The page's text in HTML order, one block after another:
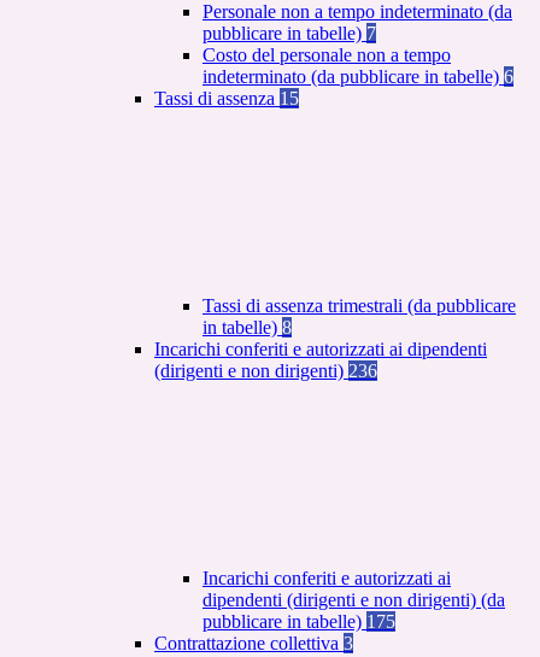
Personale non a tempo indeterminato (da
pubblicare in tabelle) 7
Costo del personale non a tempo
indeterminato (da pubblicare in tabelle) 6
Tassi di assenza 15
Tassi di assenza trimestrali (da pubblicare
in tabelle) 8
Incarichi conferiti e autorizzati ai dipendenti
(dirigenti e non dirigenti) 236
Incarichi conferiti e autorizzati ai
dipendenti (dirigenti e non dirigenti) (da
pubblicare in tabelle) 175
Contrattazione collettiva 3